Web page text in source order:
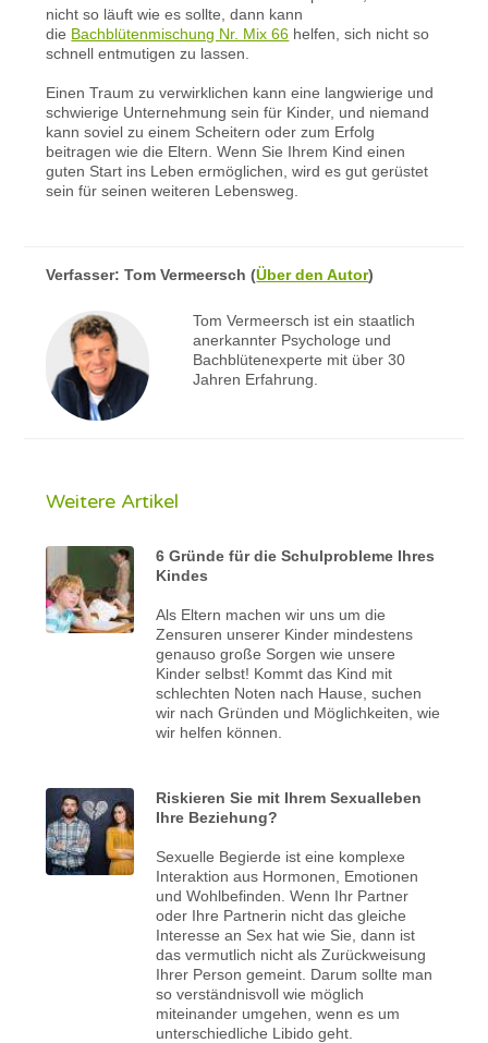
nicht so läuft wie es sollte, dann kann
die Bachblütenmischung Nr. Mix 66 helfen, sich nicht so
schnell entmutigen zu lassen.
Einen Traum zu verwirklichen kann eine langwierige und
schwierige Unternehmung sein für Kinder, und niemand
kann soviel zu einem Scheitern oder zum Erfolg
beitragen wie die Eltern. Wenn Sie Ihrem Kind einen
guten Start ins Leben ermöglichen, wird es gut gerüstet
sein für seinen weiteren Lebensweg.
Verfasser:Tom Vermeersch (Über den Autor)
Tom Vermeersch ist ein staatlich
anerkannter Psychologe und
Bachblütenexperte mit über 30
Jahren Erfahrung.
Weitere Artikel
6 Gründe für die Schulprobleme Ihres
Kindes
Als Eltern machen wir uns um die
Zensuren unserer Kinder mindestens
genauso große Sorgen wie unsere
Kinder selbst! Kommt das Kind mit
schlechten Noten nach Hause, suchen
wir nach Gründen und Möglichkeiten, wie
wir helfen können.
Riskieren Sie mit Ihrem Sexualleben
Ihre Beziehung?
Sexuelle Begierde ist eine komplexe
Interaktion aus Hormonen, Emotionen
und Wohlbefinden. Wenn Ihr Partner
oder Ihre Partnerin nicht das gleiche
Interesse an Sex hat wie Sie, dann ist
das vermutlich nicht als Zurückweisung
Ihrer Person gemeint. Darum sollte man
so verständnisvoll wie möglich
miteinander umgehen, wenn es um
unterschiedliche Libido geht.